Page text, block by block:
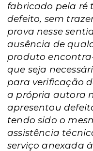
fabricado pela ré
defeito, sem
prova nesse
ausência de
produto
que seja
para verificação
a própria autora
apresentou
tendo sido o
assistência
serviço anexada